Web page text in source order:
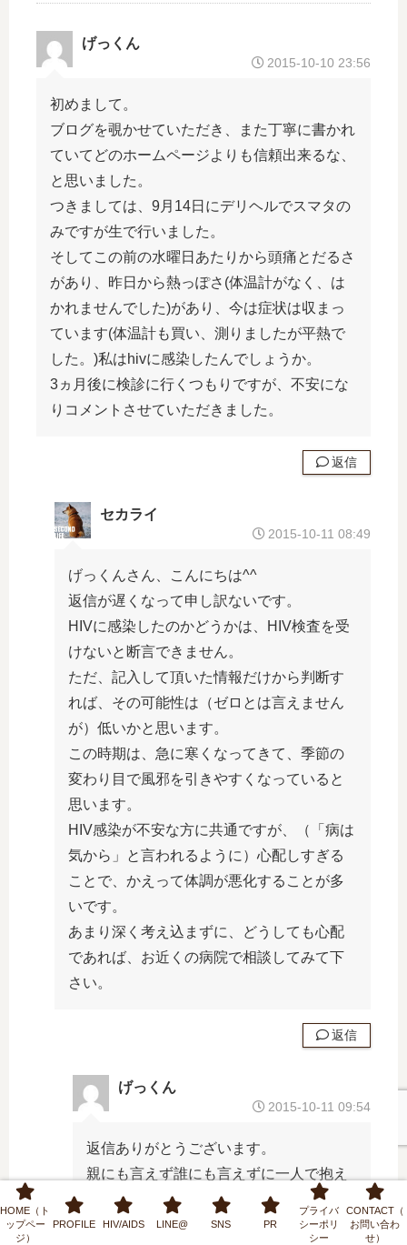
げっくん
2015-10-10 23:56
初めまして。
ブログを覗かせていただき、また丁寧に書かれ
ていてどのホームページよりも信頼出来るな、
と思いました。
つきましては、9月14日にデリヘルでスマタの
みですが生で行いました。
そしてこの前の水曜日あたりから頭痛とだるさ
があり、昨日から熱っぽさ(体温計がなく、は
かれませんでした)があり、今は症状は収まっ
ています(体温計も買い、測りましたが平熱で
した。)私はhivに感染したんでしょうか。
3ヵ月後に検診に行くつもりですが、不安にな
りコメントさせていただきました。
返信
セカライ
2015-10-11 08:49
げっくんさん、こんにちは^^
返信が遅くなって申し訳ないです。
HIVに感染したのかどうかは、HIV検査を受
けないと断言できません。
ただ、記入して頂いた情報だけから判断す
れば、その可能性は（ゼロとは言えません
が）低いかと思います。
この時期は、急に寒くなってきて、季節の
変わり目で風邪を引きやすくなっていると
思います。
HIV感染が不安な方に共通ですが、（「病は
気から」と言われるように）心配しすぎる
ことで、かえって体調が悪化することが多
いです。
あまり深く考え込まずに、どうしても心配
であれば、お近くの病院で相談してみて下
さい。
返信
げっくん
2015-10-11 09:54
返信ありがとうございます。
親にも言えず誰にも言えずに一人で抱え
込んで、それこそノイローゼになりそう
でした。
HOME（ト
ップペー
ジ）
PROFILE HIV/AIDS LINE@ SNS PR
プライバ
シーポリ
シー
CONTACT（
お問い合わ
せ）